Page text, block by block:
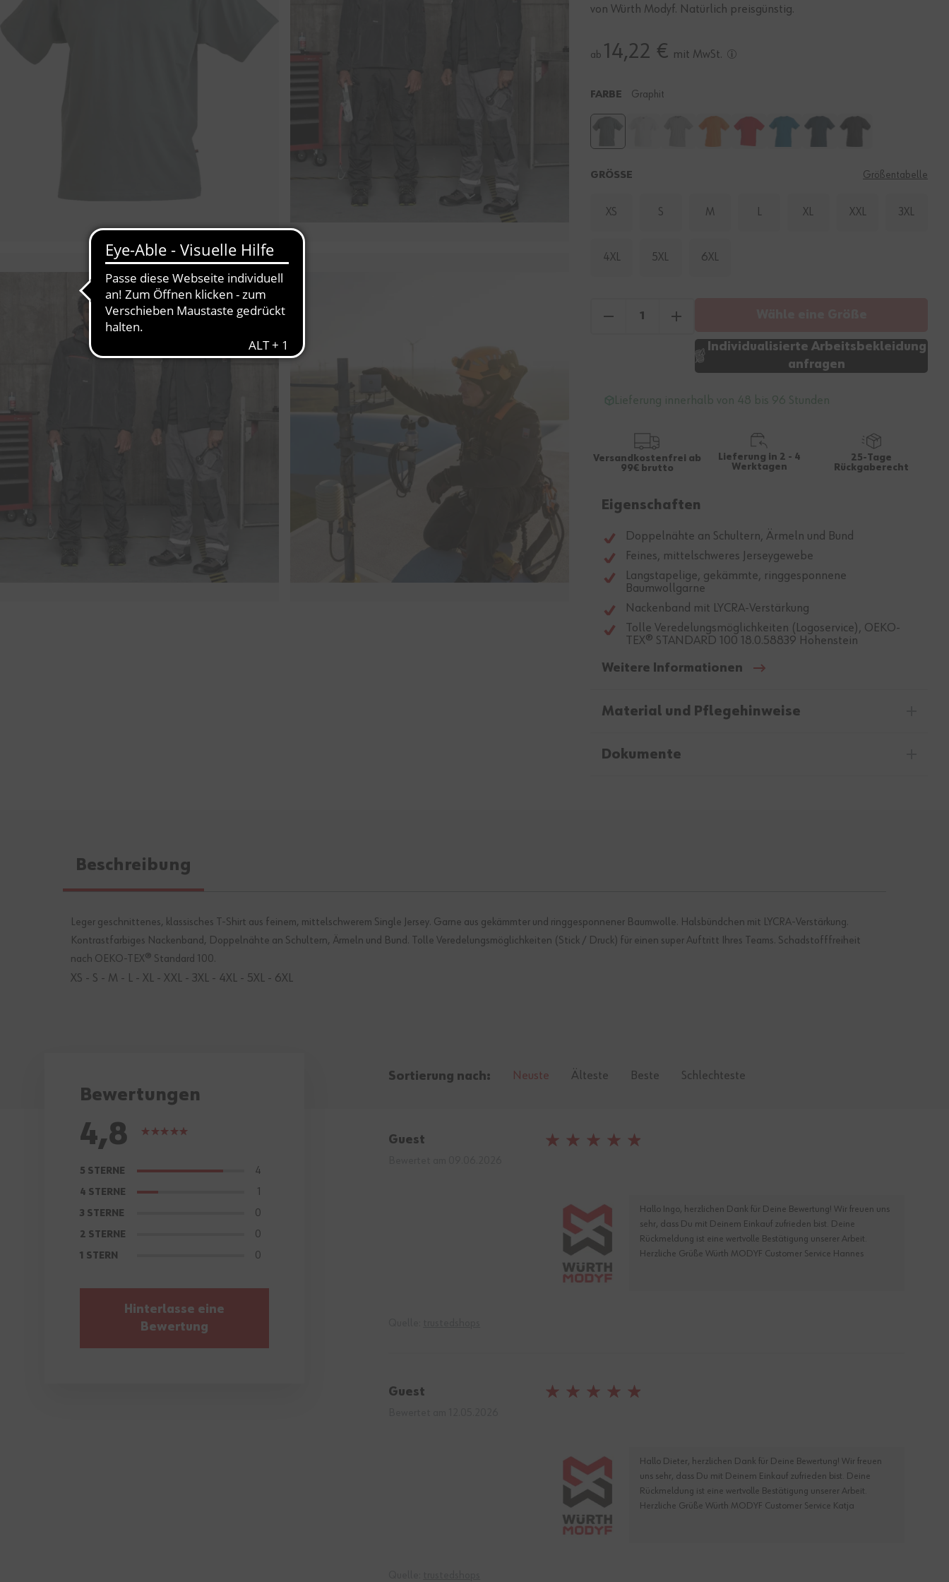
von Würth Modyf. Natürlich preisgünstig.
ab 14,22 € mit MwSt.
FARBE Graphit
GRÖSSE Größentabelle
XS S M L XL XXL 3XL
4XL 5XL 6XL
Individualisierte Arbeitsbekleidung
anfragen
Lieferung innerhalb von 48 bis 96 Stunden
Versandkostenfrei ab
99€ brutto
Lieferung in 2 - 4
Werktagen
25-Tage
Rückgaberecht
Eigenschaften
Doppelnähte an Schultern, Ärmeln und Bund
Feines, mittelschweres Jerseygewebe
Langstapelige, gekämmte, ringgesponnene
Baumwollgarne
Nackenband mit LYCRA-Verstärkung
Tolle Veredelungsmöglichkeiten (Logoservice), OEKO-
TEX® STANDARD 100 18.0.58839 Hohenstein
Weitere Informationen
Material und Pflegehinweise
Dokumente
Beschreibung
Leger geschnittenes, klassisches T-Shirt aus feinem, mittelschwerem Single Jersey. Garne aus gekämmter und ringgesponnener Baumwolle. Halsbündchen mit LYCRA-Verstärkung.
Kontrastfarbiges Nackenband, Doppelnähte an Schultern, Ärmeln und Bund. Tolle Veredelungsmöglichkeiten (Stick / Druck) für einen super Auftritt Ihres Teams. Schadstofffreiheit
nach OEKO-TEX® Standard 100.
XS - S - M - L - XL - XXL - 3XL - 4XL - 5XL - 6XL
Sortierung nach: Neuste Älteste Beste Schlechteste
Bewertungen
4,8
Bewertung:
5 STERNE 4
4 STERNE 1
3 STERNE 0
2 STERNE 0
1 STERN 0
Hinterlasse eine
Bewertung
Guest
Hallo Ingo, herzlichen Dank für Deine Bewertung! Wir freuen uns
sehr, dass Du mit Deinem Einkauf zufrieden bist. Deine
Rückmeldung ist eine wertvolle Bestätigung unserer Arbeit.
Herzliche Grüße Würth MODYF Customer Service Hannes
Guest
Hallo Dieter, herzlichen Dank für Deine Bewertung! Wir freuen
uns sehr, dass Du mit Deinem Einkauf zufrieden bist. Deine
Rückmeldung ist eine wertvolle Bestätigung unserer Arbeit.
Herzliche Grüße Würth MODYF Customer Service Katja